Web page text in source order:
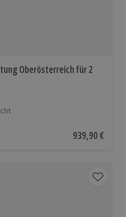
Oberösterreich für 2
Aktueller Preis
939,90 €